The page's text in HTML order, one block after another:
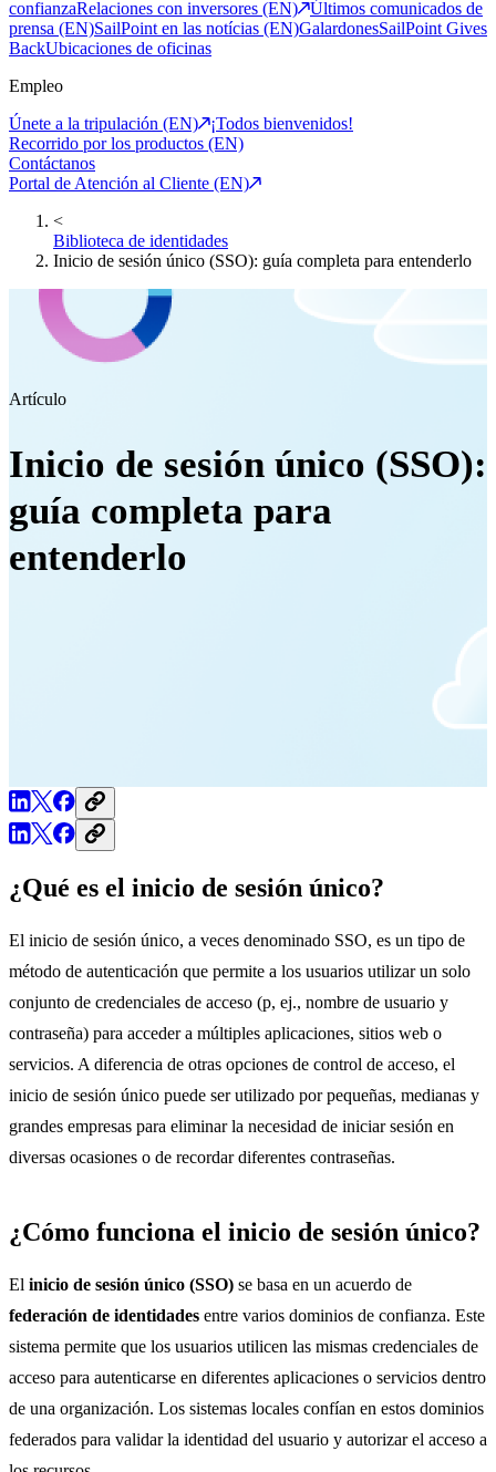
confianzaRelaciones con inversores (EN)
Últimos comunicados de
prensa (EN)SailPoint en las notícias (EN)GalardonesSailPoint Gives
BackUbicaciones de oficinas
Empleo
Únete a la tripulación (EN)
¡Todos bienvenidos!
Recorrido por los productos (EN)
Contáctanos
Portal de Atención al Cliente (EN)
<
Biblioteca de identidades
Inicio de sesión único (SSO): guía completa para entenderlo
Artículo
Inicio de sesión único (SSO):
guía completa para
entenderlo
¿Qué es el inicio de sesión único?
El inicio de sesión único, a veces denominado SSO, es un tipo de
método de autenticación que permite a los usuarios utilizar un solo
conjunto de credenciales de acceso (p, ej., nombre de usuario y
contraseña) para acceder a múltiples aplicaciones, sitios web o
servicios. A diferencia de otras opciones de control de acceso, el
inicio de sesión único puede ser utilizado por pequeñas, medianas y
grandes empresas para eliminar la necesidad de iniciar sesión en
diversas ocasiones o de recordar diferentes contraseñas.
¿Cómo funciona el inicio de sesión único?
El inicio de sesión único (SSO) se basa en un acuerdo de
federación de identidades entre varios dominios de confianza. Este
sistema permite que los usuarios utilicen las mismas credenciales de
acceso para autenticarse en diferentes aplicaciones o servicios dentro
de una organización. Los sistemas locales confían en estos dominios
federados para validar la identidad del usuario y autorizar el acceso a